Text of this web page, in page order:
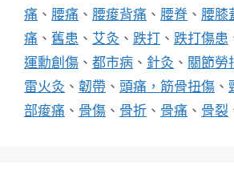
痛 、 腰痛 、 腰痠背痛 、 腰脊 、 腰膝
痛 、 舊患 、 艾灸 、 跌打 、 跌打傷患
運勳創傷 、 都市病 、 針灸 、 關節勞
雷火灸 、 韌帶 、 頭痛，筋骨扭傷 、
部痠痛 、 骨傷 、 骨折 、 骨痛 、 骨裂